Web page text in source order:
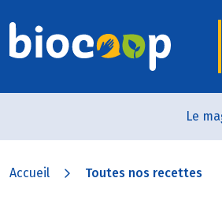
Le
Accueil Toutes nos recettes